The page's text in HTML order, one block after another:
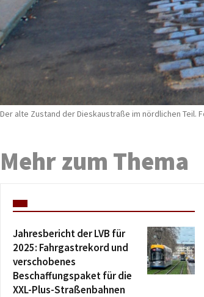
Der alte Zustand der Dieskaustraße im nördlichen Teil.
Mehr zum Thema
Jahresbericht der LVB für
2025: Fahrgastrekord und
verschobenes
Beschaffungspaket für die
XXL-Plus-Straßenbahnen